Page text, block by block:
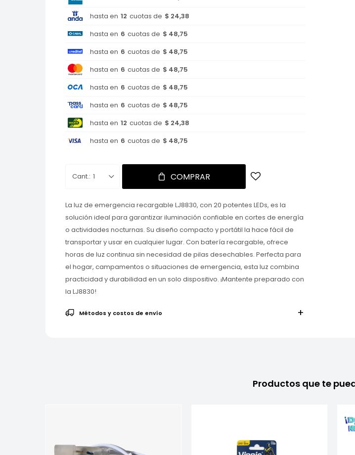
hasta en 12 cuotas de $ 24,38
hasta en 6 cuotas de $ 48,75
hasta en 6 cuotas de $ 48,75
hasta en 6 cuotas de $ 48,75
hasta en 6 cuotas de $ 48,75
hasta en 6 cuotas de $ 48,75
hasta en 12 cuotas de $ 24,38
hasta en 6 cuotas de $ 48,75
1 COMPRAR
La luz de emergencia recargable LJ8830, con 20 potentes LEDs, es la
solución ideal para garantizar iluminación confiable en cortes de energía
o actividades nocturnas. Su diseño compacto y portátil la hace fácil de
transportar y usar en cualquier lugar. Con batería recargable, ofrece
horas de luz continua sin necesidad de pilas desechables. Perfecta para
el hogar, campamentos o situaciones de emergencia, esta luz combina
practicidad y durabilidad en un solo dispositivo. ¡Mantente preparado con
la LJ8830!
Métodos y costos de envío
Productos que te